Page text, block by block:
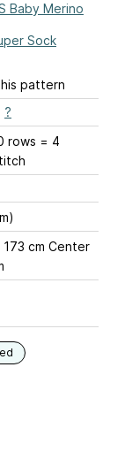
Baby Merino
Sock
pattern
?
rows = 4
cm Center